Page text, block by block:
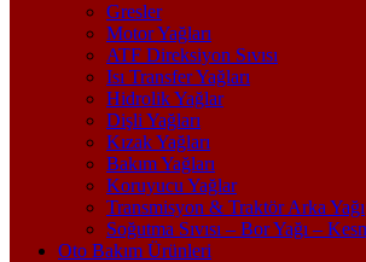
Gresler
Motor Yağları
ATF Direksiyon Sıvısı
Isı Transfer Yağları
Hidrolik Yağlar
Dişli Yağları
Kızak Yağları
Bakım Yağları
Koruyucu Yağlar
Transmisyon & Traktör Arka Yağı
Soğutma Sıvısı – Bor Yağı –
Oto Bakım Ürünleri